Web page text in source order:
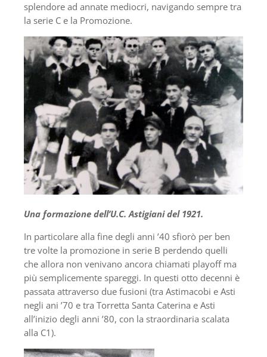
splendore ad annate mediocri, navigando sempre tra
la serie C e la Promozione.
Una formazione dell’U.C. Astigiani del 1921.
In particolare alla fine degli anni ’40 sfiorò per ben
tre volte la promozione in serie B perdendo quelli
che allora non venivano ancora chiamati playoff ma
più semplicemente spareggi. In questi otto decenni è
passata attraverso due fusioni (tra Astimacobi e Asti
negli ani ’70 e tra Torretta Santa Caterina e Asti
all’inizio degli anni ’80, con la straordinaria scalata
alla C1).